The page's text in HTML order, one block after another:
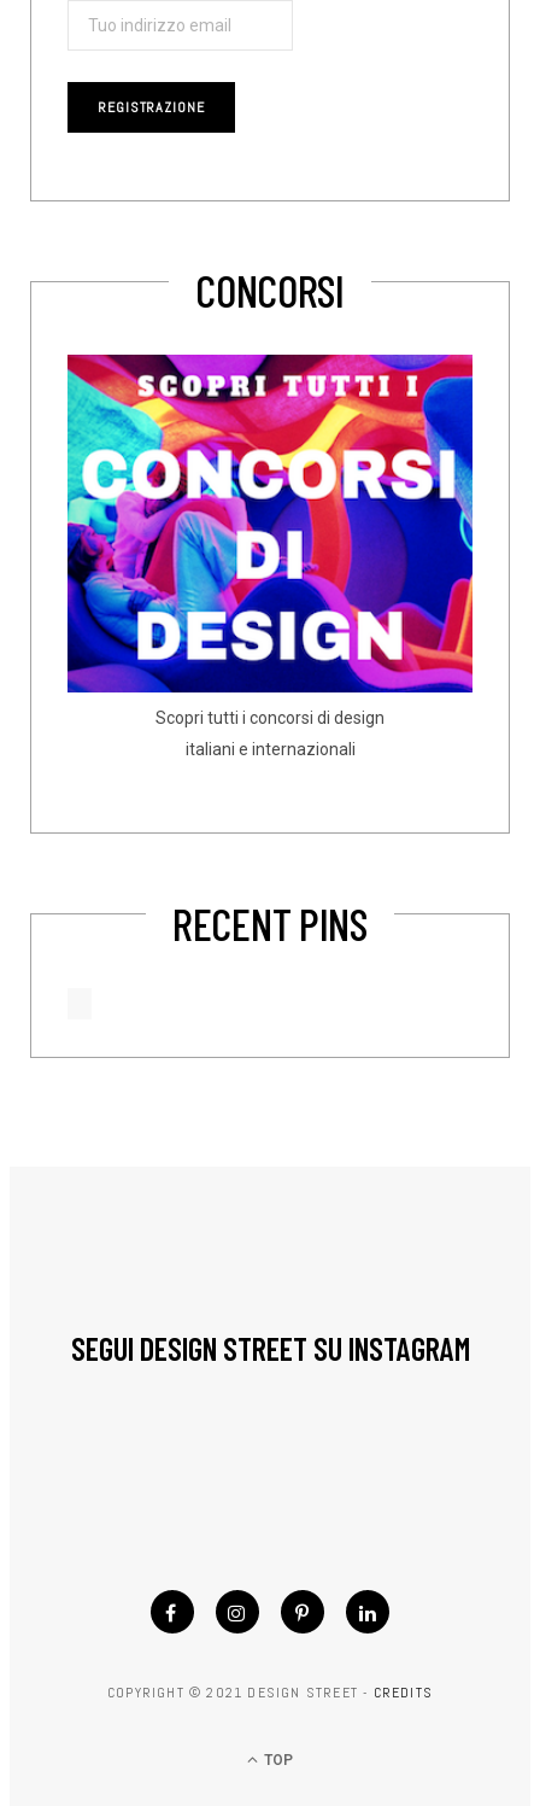
CONCORSI
Scopri tutti i concorsi di design
italiani e internazionali
RECENT PINS
SEGUI DESIGN STREET SU INSTAGRAM
COPYRIGHT © 2021 DESIGN STREET - CREDITS
TOP